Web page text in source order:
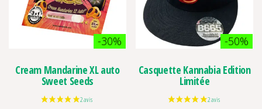
-30%
Cream Mandarine XL auto
Sweet Seeds
-50%
Casquette Kannabia Edition
Limitée